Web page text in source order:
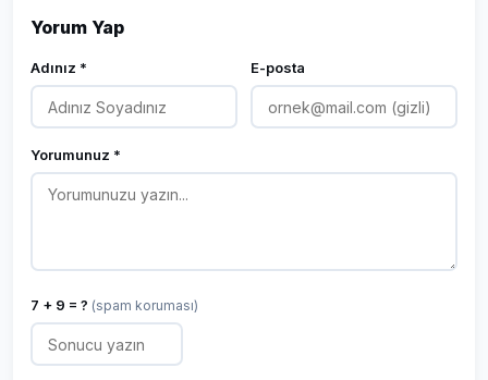
Yorum Yap
Adınız * E-posta
Yorumunuz *
7 + 9 = ? (spam koruması)